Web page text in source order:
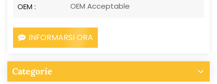
OEM : OEM Acceptable
INFORMARSI ORA
Categorie